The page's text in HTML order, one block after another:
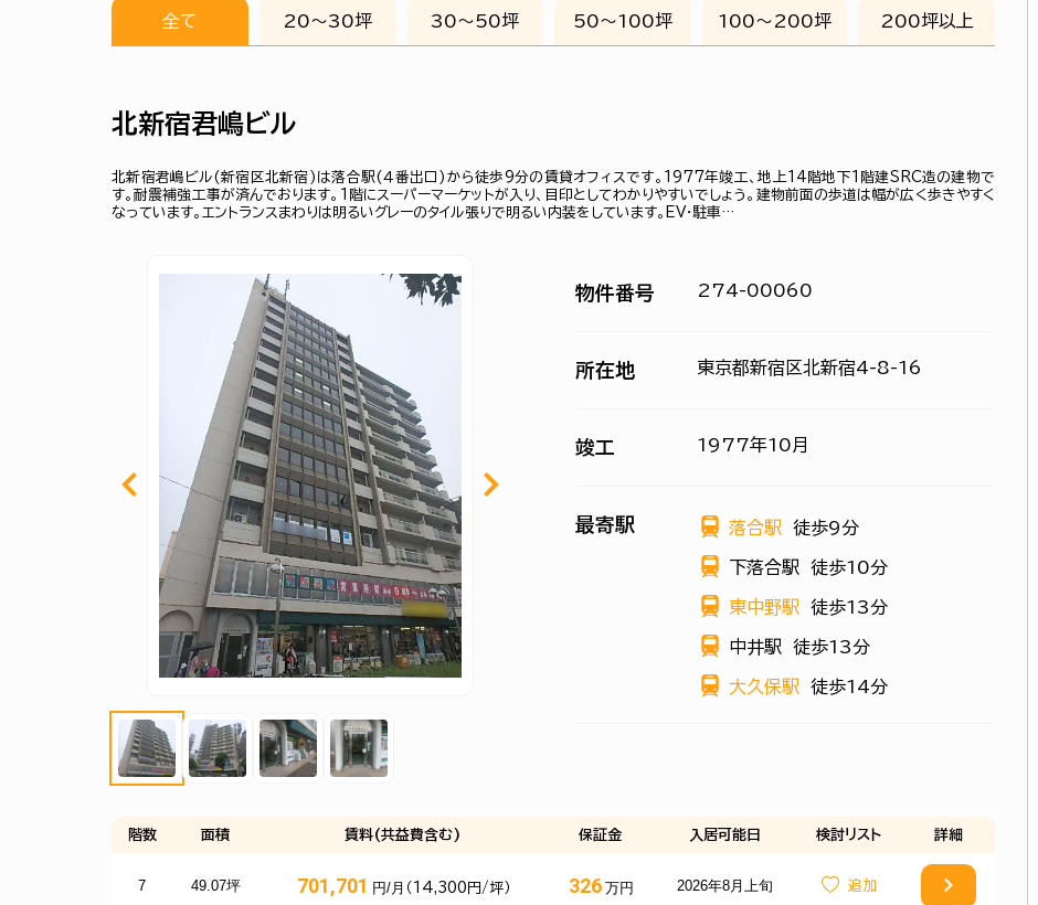
全て 20〜30坪 30〜50坪 50〜100坪 100〜200坪 200坪以上
北新宿君嶋ビル
北新宿君嶋ビル(新宿区北新宿)は落合駅(４番出口)から徒歩9分の賃貸オフィスです。1977年竣工、地上14階地下1階建SRC造の建物で
す。耐震補強工事が済んでおります。1階にスーパーマーケットが入り、目印としてわかりやすいでしょう。建物前面の歩道は幅が広く歩きやすく
なっています。エントランスまわりは明るいグレーのタイル張りで明るい内装をしています。EV・駐車…
物件番号 274-00060
所在地 東京都新宿区北新宿4-8-16
竣工 1977年10月
最寄駅 落合駅 徒歩9分
下落合駅 徒歩10分
東中野駅 徒歩13分
中井駅 徒歩13分
大久保駅 徒歩14分
階数 面積 賃料(共益費含む) 保証金 入居可能日 検討リスト 詳細
7 49.07坪 701,701 円/月 （14,300円/坪） 326 万円 2026年8月上旬